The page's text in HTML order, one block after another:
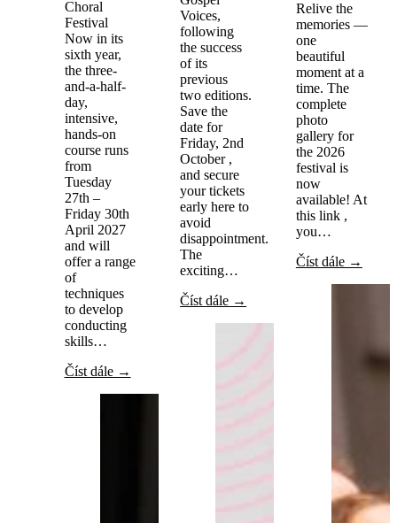
Choral
Festival
Now in its
sixth year,
the three-
and-a-half-
day,
intensive,
hands-on
course runs
from
Tuesday
27th –
Friday 30th
April 2027
and will
offer a range
of
techniques
to develop
conducting
skills…
Číst dále →
Voices,
following
the success
of its
previous
two editions.
Save the
date for
Friday, 2nd
October ,
and secure
your tickets
early here to
avoid
disappointment.
The
exciting…
Číst dále →
Relive the
memories —
one
beautiful
moment at a
time. The
complete
photo
gallery for
the 2026
festival is
now
available! At
this link ,
you…
Číst dále →